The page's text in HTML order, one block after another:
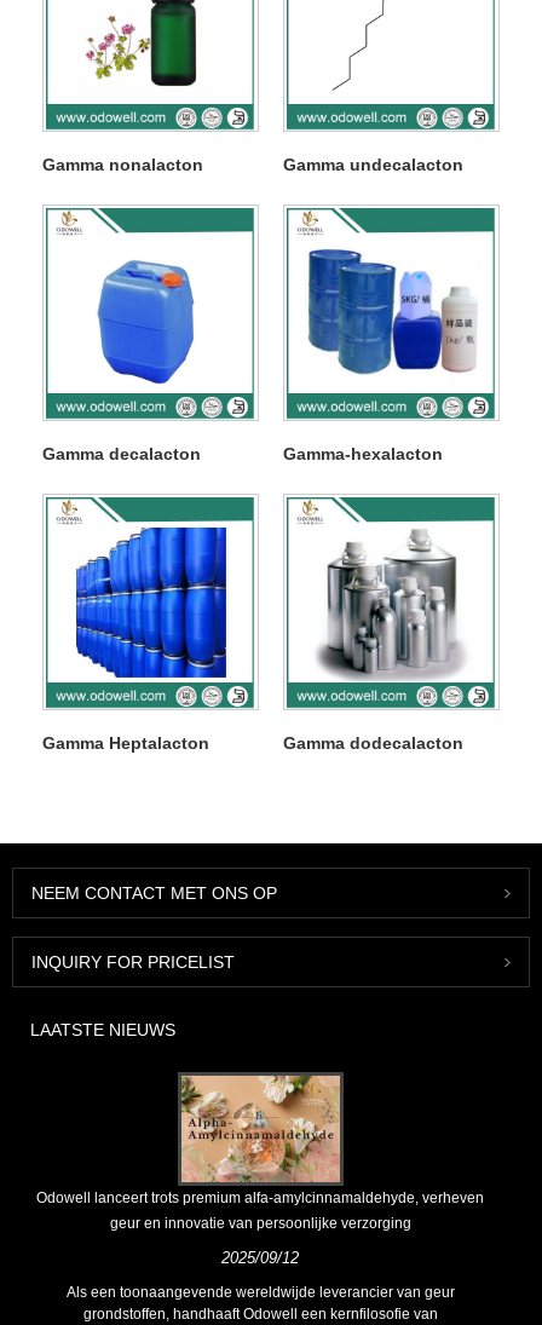
Gamma nonalacton Gamma undecalacton
Gamma decalacton Gamma-hexalacton
Gamma Heptalacton Gamma dodecalacton
NEEM CONTACT MET ONS OP
INQUIRY FOR PRICELIST
LAATSTE NIEUWS
Odowell lanceert trots premium alfa-amylcinnamaldehyde, verheven
geur en innovatie van persoonlijke verzorging
2025/09/12
Als een toonaangevende wereldwijde leverancier van geur
grondstoffen, handhaaft Odowell een kernfilosofie van